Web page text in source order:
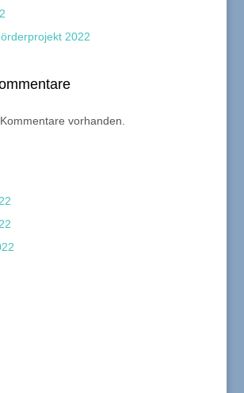
2022
vorhanden.